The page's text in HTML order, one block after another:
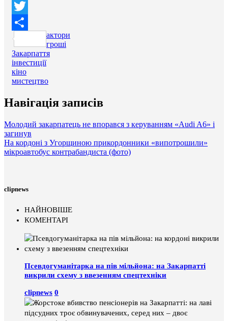
Facebook
Twitter
Поділитися
актори
гроші
Закарпаття
інвестиції
кіно
мистецтво
Навігація записів
Молодий закарпатець не впорався з керуванням «Audi A6» і
загинув
На кордоні з Угорщиною прикордонники «випотрошили»
мікроавтобус контрабандиста (фото)
clipnews
НАЙНОВІШЕ
КОМЕНТАРІ
Псевдогуманітарка на пів мільйона: на Закарпатті
викрили схему з ввезенням спецтехніки
clipnews 0